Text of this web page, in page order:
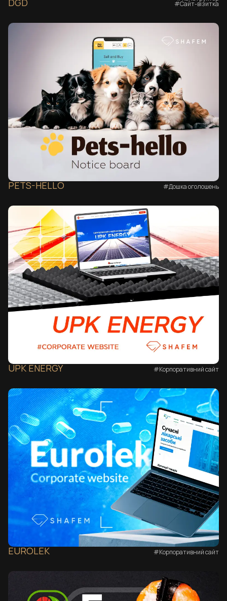
DGD #Сайт-візитка
PETS-HELLO #Дошка оголошень
UPK ENERGY #Корпоративний сайт
EUROLEK #Корпоративний сайт